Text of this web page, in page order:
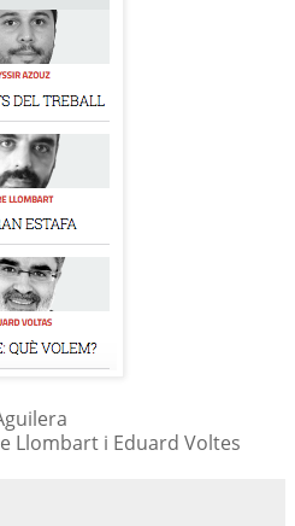
Llombart i Eduard Voltes